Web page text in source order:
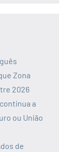
Zona
2026
a
ou União
de